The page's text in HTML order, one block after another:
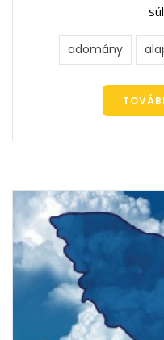
adomány